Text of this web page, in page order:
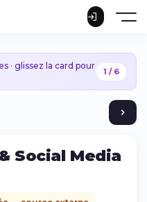
· glissez la card pour
1 / 6
Social Media